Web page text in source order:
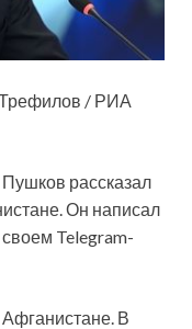
/ РИА
рассказал
Он написал
Telegram-
В